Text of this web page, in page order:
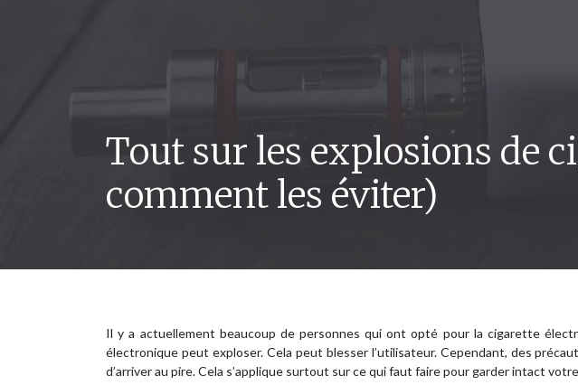
Tout sur les explosions de
comment les éviter)
Il y a actuellement beaucoup de personnes qui ont opté pour la cigarette
électronique peut exploser. Cela peut blesser l’utilisateur. Cependant, des
d’arriver au pire. Cela s’applique surtout sur ce qui faut faire pour garder intact